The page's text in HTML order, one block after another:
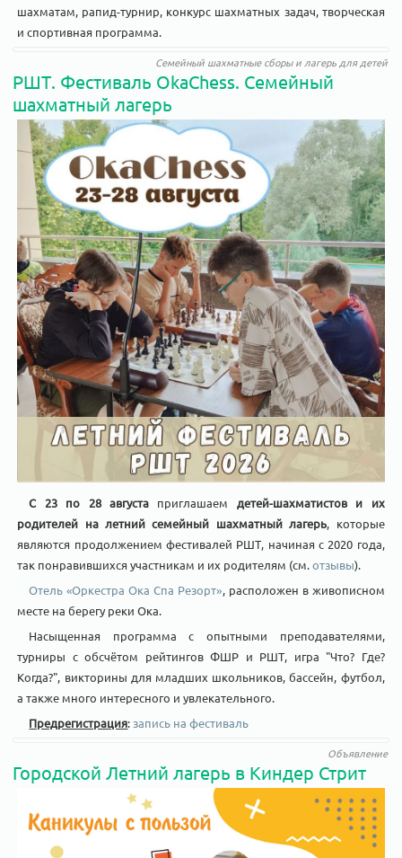
шахматам, рапид-турнир, конкурс шахматных задач, творческая
и спортивная программа.
Семейный шахматные сборы и лагерь для детей
РШТ. Фестиваль OkaChess. Семейный
шахматный лагерь
С 23 по 28 августа приглашаем детей-шахматистов и их
родителей на летний семейный шахматный лагерь, которые
являются продолжением фестивалей РШТ, начиная с 2020 года,
так понравившихся участникам и их родителям (см.отзывы).
Отель «Оркестра Ока Спа Резорт», расположен в живописном
месте на берегу реки Ока.
Насыщенная программа с опытными преподавателями,
турниры с обсчётом рейтингов ФШР и РШТ, игра "Что? Где?
Когда?", викторины для младших школьников, бассейн, футбол,
а также много интересного и увлекательного.
Предрегистрация: запись на фестиваль
Объявление
Городской Летний лагерь в Киндер Стрит